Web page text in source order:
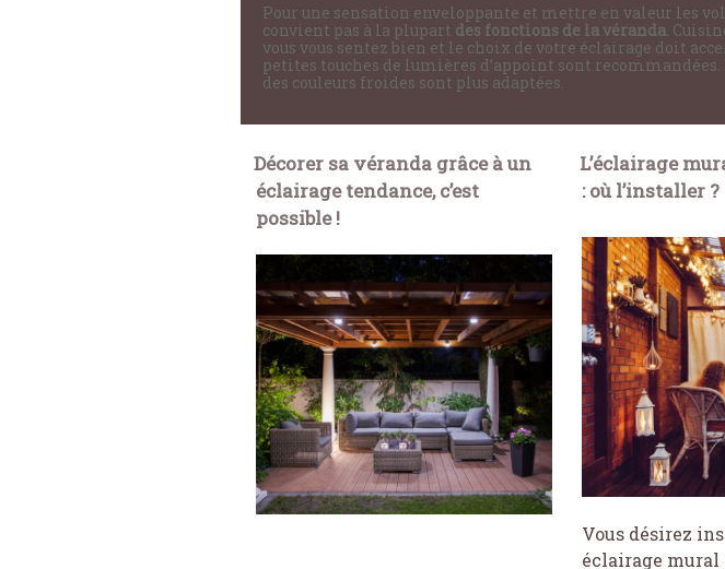
Pour une sensation enveloppante et mettre en valeur les
convient pas à la plupart des fonctions de la véranda .
vous vous sentez bien et le choix de votre éclairage doit
petites touches de lumières d’appoint sont
des couleurs froides sont plus adaptées.
Décorer sa véranda grâce à un
éclairage tendance, c’est
possible !
L’éclairage
: où l’installer ?
Vous désirez
éclairage mural